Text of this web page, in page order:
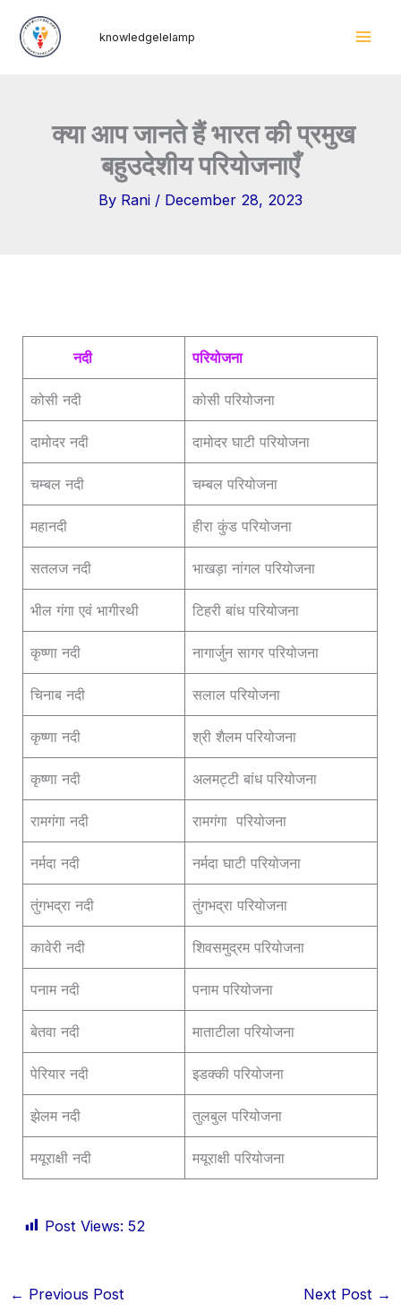
knowledgelelamp
क्या आप जानते हैं भारत की प्रमुख
बहुउदेशीय परियोजनाएँ
By Rani / December 28, 2023
नदी परियोजना
कोसी नदी कोसी परियोजना
दामोदर नदी दामोदर घाटी परियोजना
चम्बल नदी चम्बल परियोजना
महानदी हीरा कुंड परियोजना
सतलज नदी भाखड़ा नांगल परियोजना
भील गंगा एवं भागीरथी टिहरी बांध परियोजना
कृष्णा नदी नागार्जुन सागर परियोजना
चिनाब नदी सलाल परियोजना
कृष्णा नदी श्री शैलम परियोजना
कृष्णा नदी अलमट्टी बांध परियोजना
रामगंगा नदी रामगंगा परियोजना
नर्मदा नदी नर्मदा घाटी परियोजना
तुंगभद्रा नदी तुंगभद्रा परियोजना
कावेरी नदी शिवसमुद्रम परियोजना
पनाम नदी पनाम परियोजना
बेतवा नदी माताटीला परियोजना
पेरियार नदी इडक्की परियोजना
झेलम नदी तुलबुल परियोजना
मयूराक्षी नदी मयूराक्षी परियोजना
Post Views: 52
← Previous Post Next Post →